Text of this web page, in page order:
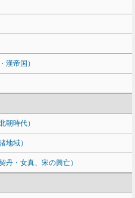
漢帝国）
朝時代）
地域）
丹・女真、宋の興亡）